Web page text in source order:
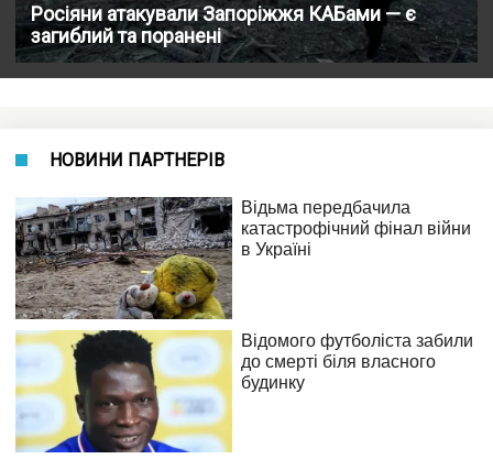
Росіяни атакували Запоріжжя КАБами — є
загиблий та поранені
НОВИНИ ПАРТНЕРІВ